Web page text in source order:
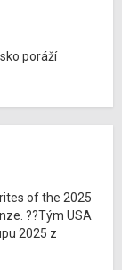
poráží
of the 2025
??Tým USA
2025 z